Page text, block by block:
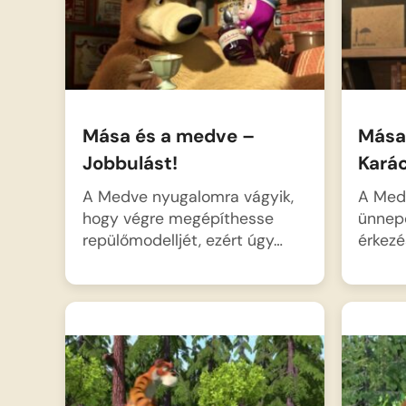
Mása és a medve –
Jobbulást!
A Medve nyugalomra vágyik,
hogy végre megépíthesse
repülőmodelljét, ezért úgy…
A